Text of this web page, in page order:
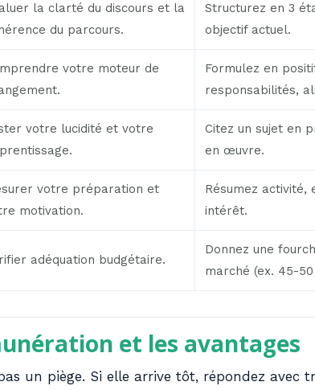
la clarté du discours et la
du parcours.
Structurez en 3
objectif actuel.
votre moteur de
Formulez en
responsabilités,
votre lucidité et votre
Citez un sujet en
en œuvre.
votre préparation et
motivation.
Résumez
intérêt.
adéquation budgétaire.
Donnez une
marché (ex. 45-
et les avantages
un piège. Si elle arrive tôt, répondez avec